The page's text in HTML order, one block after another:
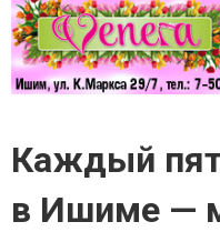
Каждый
в Ишиме —